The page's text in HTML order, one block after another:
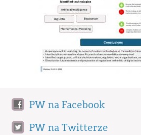
PW na Facebook
PW na Twitterze